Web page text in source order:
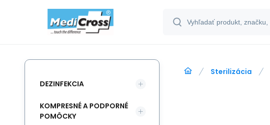
Sterilizácia
DEZINFEKCIA
KOMPRESNÉ A PODPORNÉ
POMÔCKY